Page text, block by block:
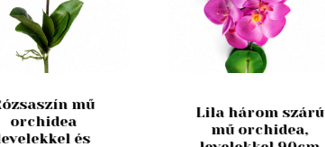
mű
orchidea
és
Lila három szárú
mű orchidea,